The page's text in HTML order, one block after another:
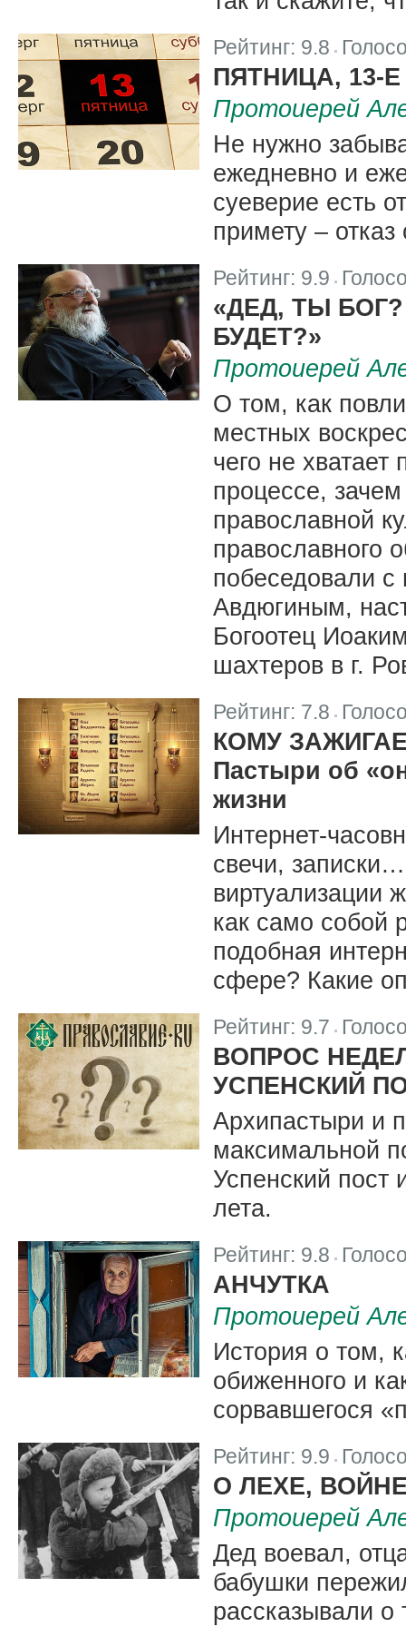
Рейтинг: 9.8 |
ПЯТНИЦА, 13-Е
Протоиерей
Не нужно
ежедневно и
суеверие есть
примету –
Рейтинг: 9.9 |
«ДЕД, ТЫ
БУДЕТ?»
Протоиерей
О том, как
местных
чего не хватает
процессе,
православной
православного
побеседовали
Авдюгиным,
Богоотец
шахтеров в г.
Рейтинг: 7.8 |
КОМУ
Пастыри об
жизни
Интернет-
свечи,
виртуализации
как само собой
подобная
сфере? Какие
Рейтинг: 9.7
ВОПРОС
УСПЕНСКИЙ
Архипастыри и
максимальной
Успенский пост
лета.
Рейтинг: 9.8
АНЧУТКА
Протоиерей
История о том,
обиженного и
сорвавшегося
Рейтинг: 9.9
О ЛЕХЕ,
Протоиерей
Дед воевал,
бабушки
рассказывали о